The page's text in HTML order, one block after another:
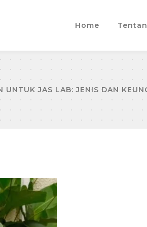
Home
UNTUK JAS LAB: JENIS DAN